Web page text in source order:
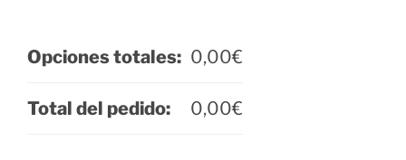
Opciones totales: 0,00€
Total del pedido: 0,00€